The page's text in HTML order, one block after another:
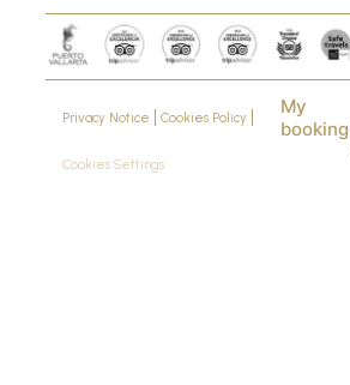
Privacy Notice Cookies Policy
Cookies Settings
My
booking